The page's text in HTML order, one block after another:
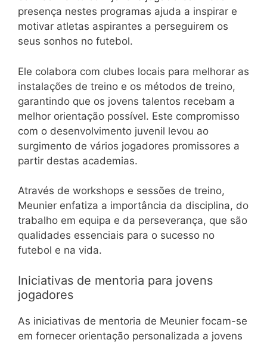
presença nestes programas ajuda a inspirar e
motivar atletas aspirantes a perseguirem os
seus sonhos no futebol.
Ele colabora com clubes locais para melhorar as
instalações de treino e os métodos de treino,
garantindo que os jovens talentos recebam a
melhor orientação possível. Este compromisso
com o desenvolvimento juvenil levou ao
surgimento de vários jogadores promissores a
partir destas academias.
Através de workshops e sessões de treino,
Meunier enfatiza a importância da disciplina, do
trabalho em equipa e da perseverança, que são
qualidades essenciais para o sucesso no
futebol e na vida.
Iniciativas de mentoria para jovens
jogadores
As iniciativas de mentoria de Meunier focam-se
em fornecer orientação personalizada a jovens